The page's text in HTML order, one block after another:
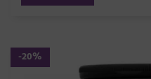
-20%